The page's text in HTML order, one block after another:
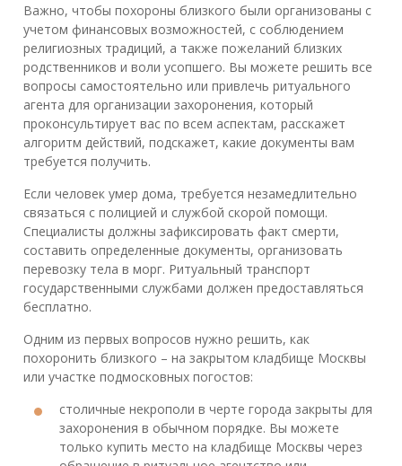
Важно, чтобы похороны близкого были организованы с
учетом финансовых возможностей, с соблюдением
религиозных традиций, а также пожеланий близких
родственников и воли усопшего. Вы можете решить все
вопросы самостоятельно или привлечь ритуального
агента для организации захоронения, который
проконсультирует вас по всем аспектам, расскажет
алгоритм действий, подскажет, какие документы вам
требуется получить.
Если человек умер дома, требуется незамедлительно
связаться с полицией и службой скорой помощи.
Специалисты должны зафиксировать факт смерти,
составить определенные документы, организовать
перевозку тела в морг. Ритуальный транспорт
государственными службами должен предоставляться
бесплатно.
Одним из первых вопросов нужно решить, как
похоронить близкого – на закрытом кладбище Москвы
или участке подмосковных погостов:
столичные некрополи в черте города закрыты для
захоронения в обычном порядке. Вы можете
только купить место на кладбище Москвы через